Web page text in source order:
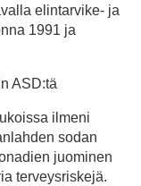
elintarvike- ja
1991 ja
ASD:tä
ilmeni
sodan
juominen
terveysriskejä.